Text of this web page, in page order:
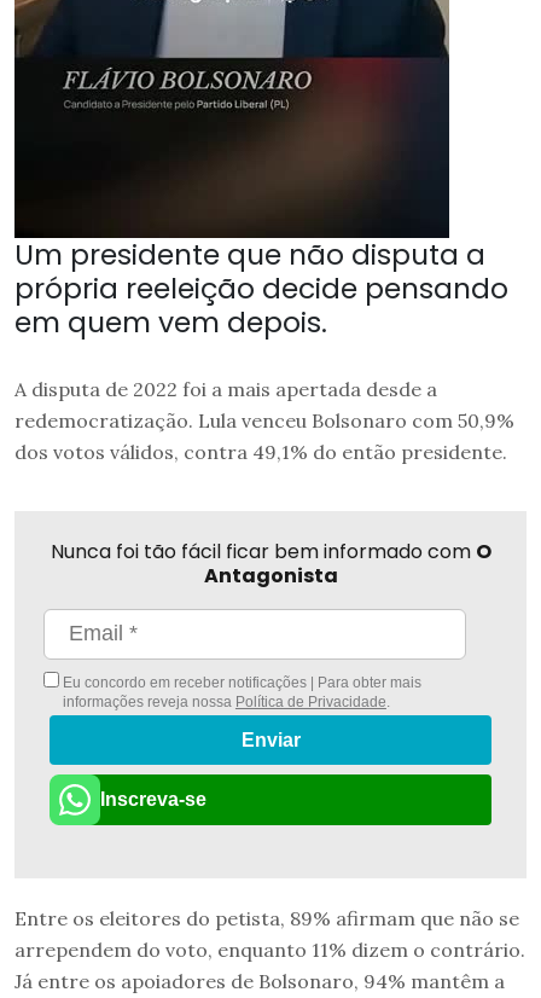
Um presidente que não disputa a
própria reeleição decide pensando
em quem vem depois.
A disputa de 2022 foi a mais apertada desde a
redemocratização. Lula venceu Bolsonaro com 50,9%
dos votos válidos, contra 49,1% do então presidente.
Nunca foi tão fácil ficar bem informado com O
Antagonista
Eu concordo em receber notificações | Para obter mais
informações reveja nossa Política de Privacidade
Enviar
Inscreva-se
Entre os eleitores do petista, 89% afirmam que não se
arrependem do voto, enquanto 11% dizem o contrário.
Já entre os apoiadores de Bolsonaro, 94% mantêm a